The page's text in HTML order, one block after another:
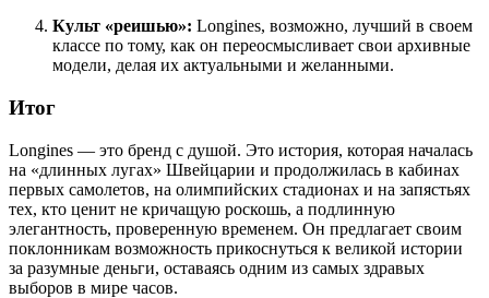
Культ «реишью»: Longines, возможно, лучший в своем
классе по тому, как он переосмысливает свои архивные
модели, делая их актуальными и желанными.
Итог
Longines — это бренд с душой. Это история, которая началась
на «длинных лугах» Швейцарии и продолжилась в кабинах
первых самолетов, на олимпийских стадионах и на запястьях
тех, кто ценит не кричащую роскошь, а подлинную
элегантность, проверенную временем. Он предлагает своим
поклонникам возможность прикоснуться к великой истории
за разумные деньги, оставаясь одним из самых здравых
выборов в мире часов.